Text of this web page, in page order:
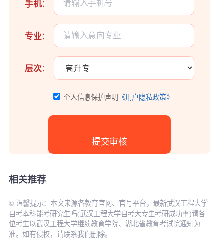
手机：
专业：
层次：
个人信息保护声明 《用户隐私政策》
相关推荐
© 温馨提示：本文来源各教育官网、官号平台，最新武汉工程大学
自考本科能考研究生吗(武汉工程大学自考大专生考研成功率)请各
位考生以武汉工程大学继续教育学院、湖北省教育考试院通知为
准。如有侵权，请联系我们删除。